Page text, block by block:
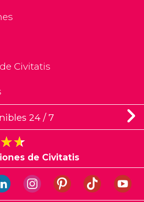
Civitatis
24 / 7
de Civitatis